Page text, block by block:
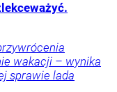
wakacji – wynika
sprawie lada